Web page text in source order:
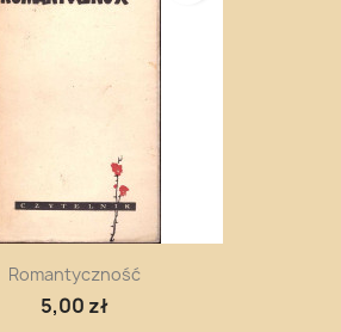
Romantyczność
5,00 zł